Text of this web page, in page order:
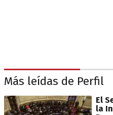
Más leídas de Perfil
El
la